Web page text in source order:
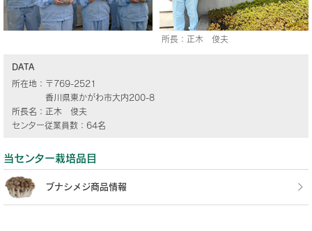
所長：正木 俊夫
DATA
所在地： 〒769-2521
香川県東かがわ市大内200-8
所長名： 正木 俊夫
センター従業員数： 64名
当センター栽培品目
ブナシメジ商品情報